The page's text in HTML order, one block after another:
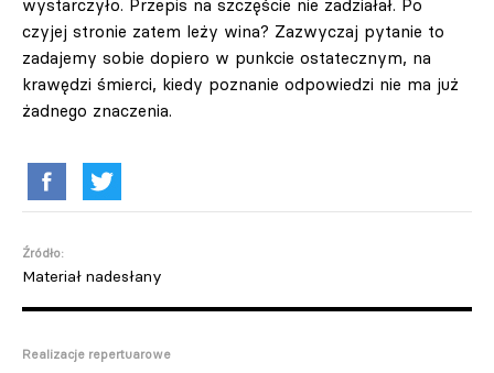
wystarczyło. Przepis na szczęście nie zadziałał. Po
czyjej stronie zatem leży wina? Zazwyczaj pytanie to
zadajemy sobie dopiero w punkcie ostatecznym, na
krawędzi śmierci, kiedy poznanie odpowiedzi nie ma już
żadnego znaczenia.
Źródło:
Materiał nadesłany
Realizacje repertuarowe